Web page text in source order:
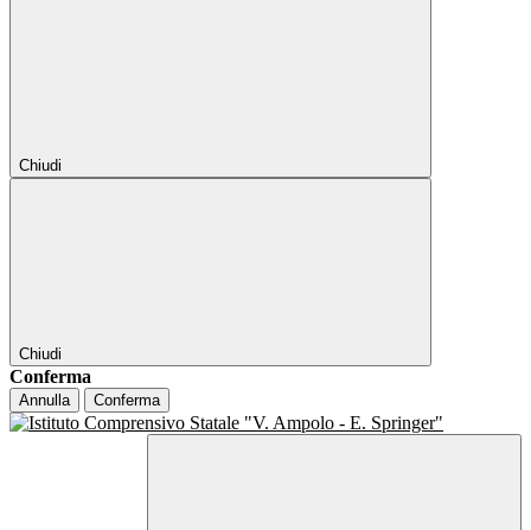
Chiudi
Chiudi
Conferma
Annulla Conferma